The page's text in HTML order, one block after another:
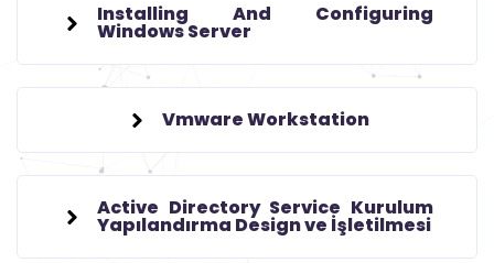
Installing And Configuring
Windows Server
Vmware Workstation
Active Directory Service Kurulum
Yapılandırma Design ve İşletilmesi